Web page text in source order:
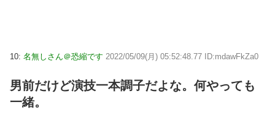
10: 名無しさん＠恐縮です 2022/05/09(月) 05:52:48.77 ID:mdawFkZa0
男前だけど演技一本調子だよな。何やっても
一緒。